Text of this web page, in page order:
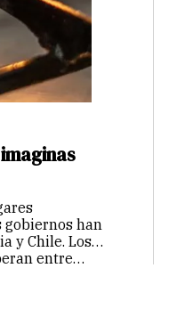
gobiernos han
y Chile. Los
entre…